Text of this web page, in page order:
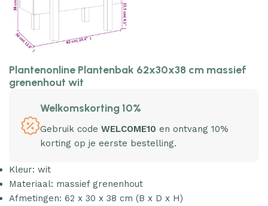
Plantenonline Plantenbak 62x30x38 cm massief
grenenhout wit
Welkomskorting 10%
Gebruik code WELCOME10 en ontvang 10%
korting op je eerste bestelling.
Kleur: wit
Materiaal: massief grenenhout
Afmetingen: 62 x 30 x 38 cm (B x D x H)